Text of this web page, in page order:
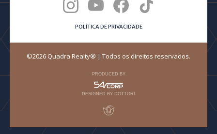
POLÍTICA DE PRIVACIDADE
©2026 Quadra Realty® | Todos os direitos reservados.
PRODUCED BY
DESIGNED BY DOTTORI